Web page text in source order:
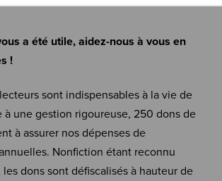
a été utile, aidez-nous à vous en
!
sont indispensables à la vie de
à une gestion rigoureuse, 250 dons de
à assurer nos dépenses de
Nonfiction étant reconnu
dons sont défiscalisés à hauteur de